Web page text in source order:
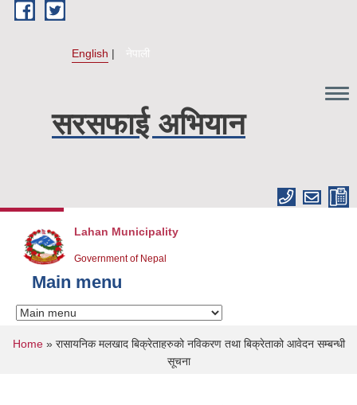
Skip to main content
English नेपाली
सरसफाई अभियान
Lahan Municipality
Government of Nepal
Main menu
You are here
Home» रासायनिक मलखाद बिक्रेताहरुको नविकरण तथा बिक्रेताको आवेदन सम्बन्धी
सूचना